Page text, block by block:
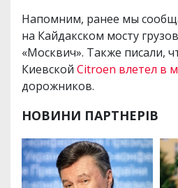
Напомним, ранее мы
на Кайдакском мосту
«Москвич». Также писали,
Киевской Citroen влетел в
дорожников.